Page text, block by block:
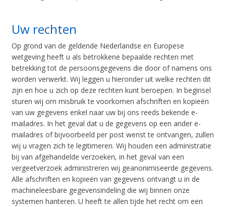
Uw rechten
Op grond van de geldende Nederlandse en Europese
wetgeving heeft u als betrokkene bepaalde rechten met
betrekking tot de persoonsgegevens die door of namens ons
worden verwerkt. Wij leggen u hieronder uit welke rechten dit
zijn en hoe u zich op deze rechten kunt beroepen. In beginsel
sturen wij om misbruik te voorkomen afschriften en kopieën
van uw gegevens enkel naar uw bij ons reeds bekende e-
mailadres. In het geval dat u de gegevens op een ander e-
mailadres of bijvoorbeeld per post wenst te ontvangen, zullen
wij u vragen zich te legitimeren. Wij houden een administratie
bij van afgehandelde verzoeken, in het geval van een
vergeetverzoek administreren wij geanonimiseerde gegevens.
Alle afschriften en kopieën van gegevens ontvangt u in de
machineleesbare gegevensindeling die wij binnen onze
systemen hanteren. U heeft te allen tijde het recht om een